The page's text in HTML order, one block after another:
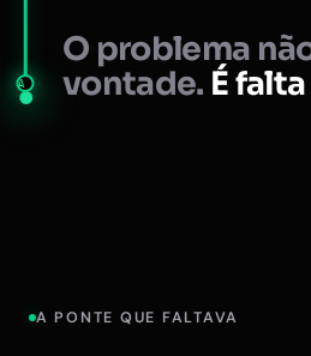
A
O problema
vontade. É
A PONTE QUE FALTAVA